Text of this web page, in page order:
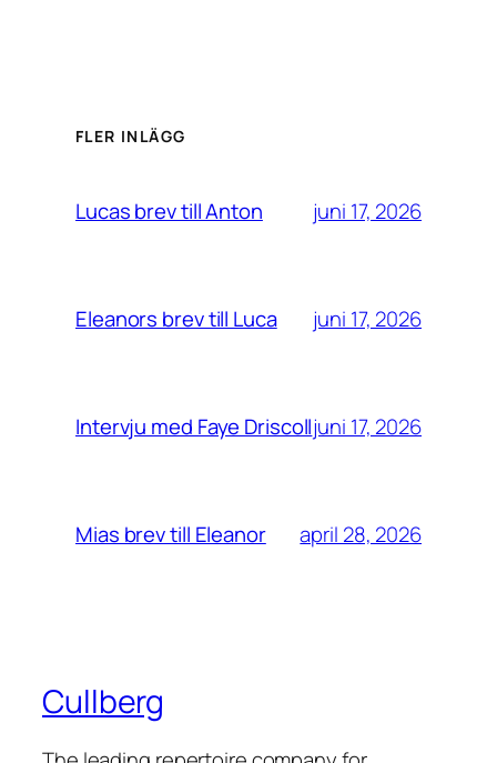
FLER INLÄGG
Lucas brev till Anton juni 17, 2026
Eleanors brev till Luca juni 17, 2026
Intervju med Faye Driscolljuni 17, 2026
Mias brev till Eleanor april 28, 2026
Cullberg